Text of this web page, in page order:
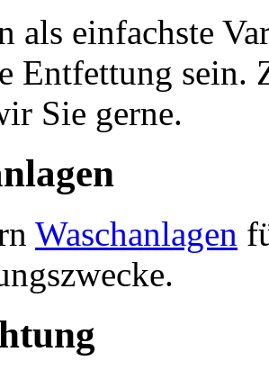
als einfachste
Entfettung sein.
Sie gerne.
Waschanlagen